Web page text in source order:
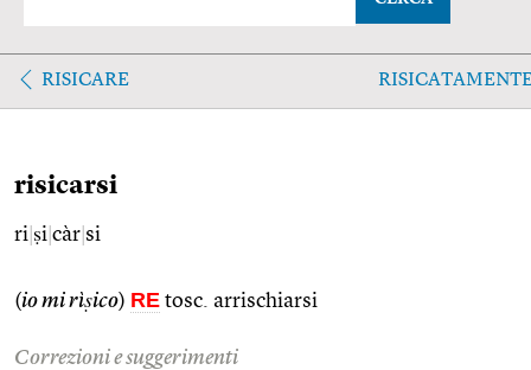
RISICARE
risicarsi
ri ṣi càr si
(io mi rìṣico) RE tosc. arrischiarsi
Correzioni e suggerimenti